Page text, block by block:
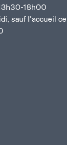
18h00
sauf l'accueil